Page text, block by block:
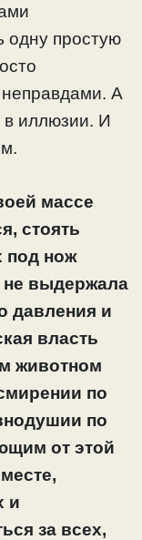
одну простую
А
в иллюзии. И
массе
стоять
под нож
не выдержала
давления и
власть
животном
по
по
от этой
и
за всех,